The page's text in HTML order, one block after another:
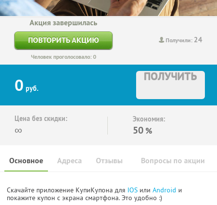
Получили: 24
Акция завершилась
ПОВТОРИТЬ АКЦИЮ
Человек проголосовало: 0
0 руб.
ПОЛУЧИТЬ
Цена без скидки:
∞
Экономия:
50 %
Основное Отзывы Вопросы по акции
Адреса
Скачайте приложение КупиКупона для IOS или Android и
покажите купон с экрана смартфона. Это удобно :)